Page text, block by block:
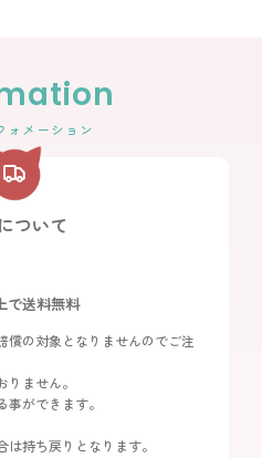
ォメーション
ついて
送料無料
償の対象となりませんのでご注
ません。
ができます。
持ち戻りとなります。